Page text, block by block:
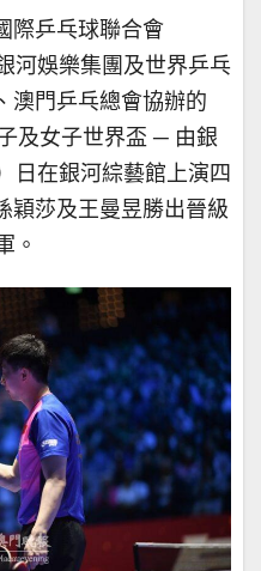
際乒乓球聯合會
河娛樂集團及世界乒乓
澳門乒乓總會協辦的
及女子世界盃 ─ 由銀
日在銀河綜藝館上演四
穎莎及王曼昱勝出晉級
。